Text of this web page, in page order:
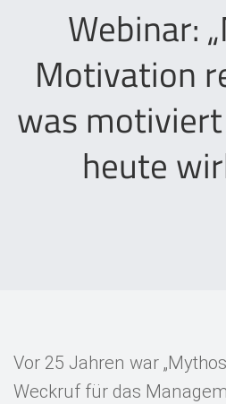
ITO
News
Webinar:
Motivation
was
heute
Vor 25 Jahren war
Weckruf für das